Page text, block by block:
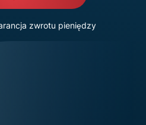
zwrotu pieniędzy